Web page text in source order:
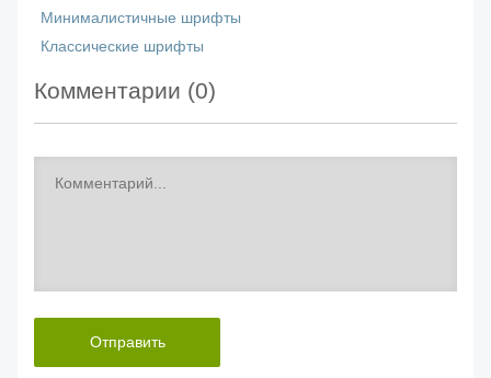
Минималистичные шрифты
Классические шрифты
Комментарии (0)
Отправить